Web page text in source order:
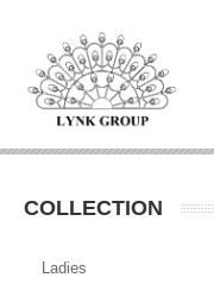
COLLECTION
Ladies